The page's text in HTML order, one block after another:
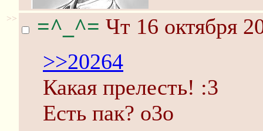
>> =^_^= Чт 16 октября
>>20264
Какая прелесть! :3
Есть пак? о3о